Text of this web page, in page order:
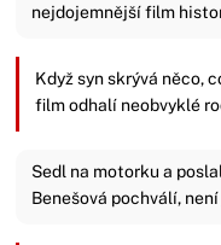
nejdojemnější film
Když syn skrývá něco,
film odhalí neobvyklé
Sedl na motorku a
Benešová pochválí,